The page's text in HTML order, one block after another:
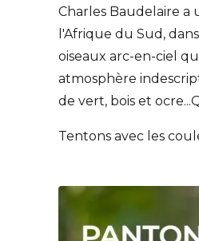
Charles Baudelaire a
l'Afrique du Sud,
oiseaux arc-en-ciel
atmosphère
de vert, bois et
Tentons avec les